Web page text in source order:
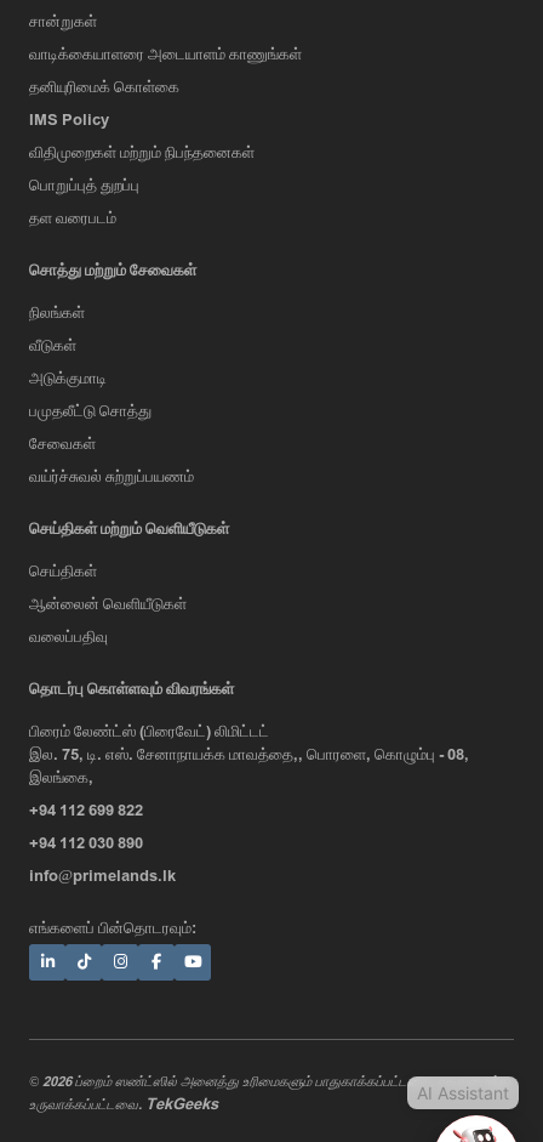
சான்றுகள்
வாடிக்கையாளரை அடையாளம் காணுங்கள்
தனியுரிமைக் கொள்கை
IMS Policy
விதிமுறைகள் மற்றும் நிபந்தனைகள்
பொறுப்புத் துறப்பு
தள வரைபடம்
சொத்து மற்றும் சேவைகள்
நிலங்கள்
வீடுகள்
அடுக்குமாடி
பமுதலீட்டு சொத்து
சேவைகள்
வய்ர்ச்சுவல் சுற்றுப்பயணம்
செய்திகள் மற்றும் வெளியீடுகள்
செய்திகள்
ஆன்லைன் வெளியீடுகள்
வலைப்பதிவு
தொடர்பு கொள்ளவும் விவரங்கள்
பிரைம் லேண்ட்ஸ் (பிரைவேட்) லிமிட்டட்
இல. 75, டி. எஸ். சேனாநாயக்க மாவத்தை,, பொரளை, கொழும்பு - 08,
இலங்கை,
+94 112 699 822
+94 112 030 890
info@primelands.lk
எங்களைப் பின்தொடரவும்:
© 2026 ப்றைம் ஸண்ட்ஸில் அனைத்து உரிமைகளும் பாதுகாக்கப்பட்டவை. வடிவமைத்து
உருவாக்கப்பட்டவை. TekGeeks AI Assistant